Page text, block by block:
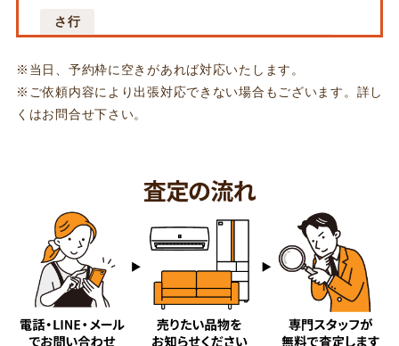
さ行
た行
西原町
は行
八幡町 晴見町 日吉町 府中町
分梅町
本宿町
本町
ま行
※当日、予約枠に空きがあれば対応いたします。
※ご依頼内容により出張対応できない場合もございます。詳し
くはお問合せ下さい。